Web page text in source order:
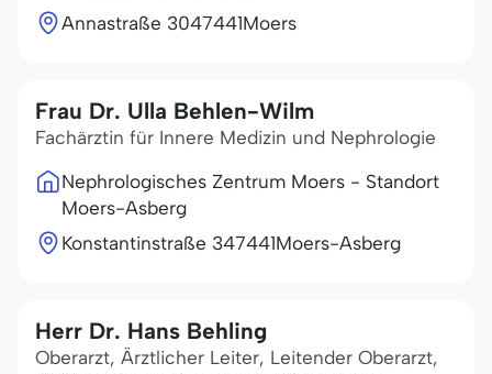
Annastraße 3047441Moers
Frau Dr. Ulla Behlen-Wilm
Fachärztin für Innere Medizin und Nephrologie
Nephrologisches Zentrum Moers - Standort
Moers-Asberg
Konstantinstraße 347441Moers-Asberg
Herr Dr. Hans Behling
Oberarzt, Ärztlicher Leiter, Leitender Oberarzt,